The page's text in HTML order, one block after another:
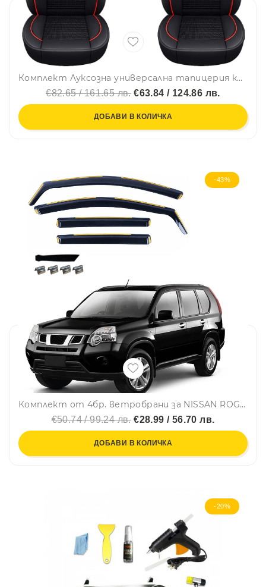
Комплект Луксозна универсална тапицерия кожа с текстил, Черна с червен шев за Предни и Задни седалки
€82.65 / 161.65 лв.€63.84 / 124.86 лв.
ДОБАВИ В КОЛИЧКА
-43%
Комплект от 4бр. ветробрани за NISSAN ROGUE / X-TRAIL II (T31) 2008 - 2013 г.
€50.74 / 99.24 лв.€28.99 / 56.70 лв.
ДОБАВИ В КОЛИЧКА
-20%